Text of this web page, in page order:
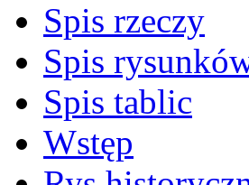
Spis rzeczy
Spis
Spis tablic
Wstęp